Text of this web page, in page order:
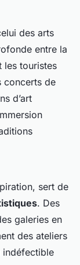
des arts
entre la
les touristes
concerts de
d’art
sert de
. Des
galeries en
des ateliers
indéfectible